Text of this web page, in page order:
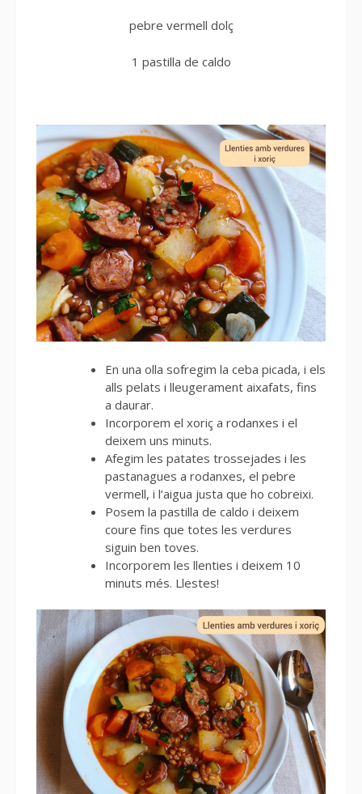
pebre vermell dolç
1 pastilla de caldo
En una olla sofregim la ceba picada, i els
alls pelats i lleugerament aixafats, fins
a daurar.
Incorporem el xoriç a rodanxes i el
deixem uns minuts.
Afegim les patates trossejades i les
pastanagues a rodanxes, el pebre
vermell, i l’aigua justa que ho cobreixi.
Posem la pastilla de caldo i deixem
coure fins que totes les verdures
siguin ben toves.
Incorporem les llenties i deixem 10
minuts més. Llestes!